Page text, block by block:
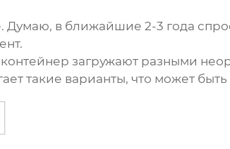
в ближайшие 2-3 года
загружают разными
такие варианты, что может быть